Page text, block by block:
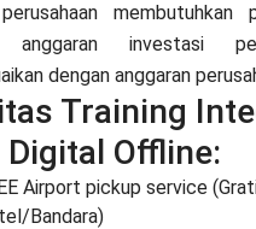
anggaran investasi
dengan anggaran
Training
Digital Offline:
Airport pickup service
Bandara)